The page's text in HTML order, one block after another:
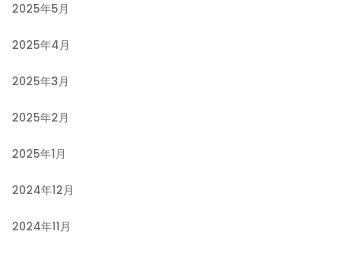
2025年5月
2025年4月
2025年3月
2025年2月
2025年1月
2024年12月
2024年11月